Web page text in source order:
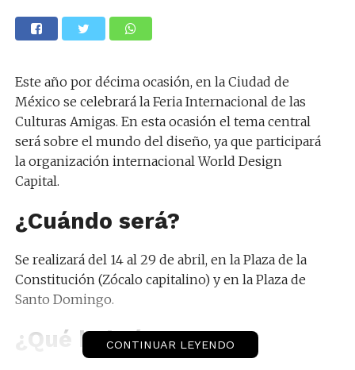
Este año por décima ocasión, en la Ciudad de
México se celebrará la Feria Internacional de las
Culturas Amigas. En esta ocasión el tema central
será sobre el mundo del diseño, ya que participará
la organización internacional World Design
Capital.
¿Cuándo será?
Se realizará del 14 al 29 de abril, en la Plaza de la
Constitución (Zócalo capitalino) y en la Plaza de
Santo Domingo.
¿Qué habrá?CONTINUAR LEYENDO